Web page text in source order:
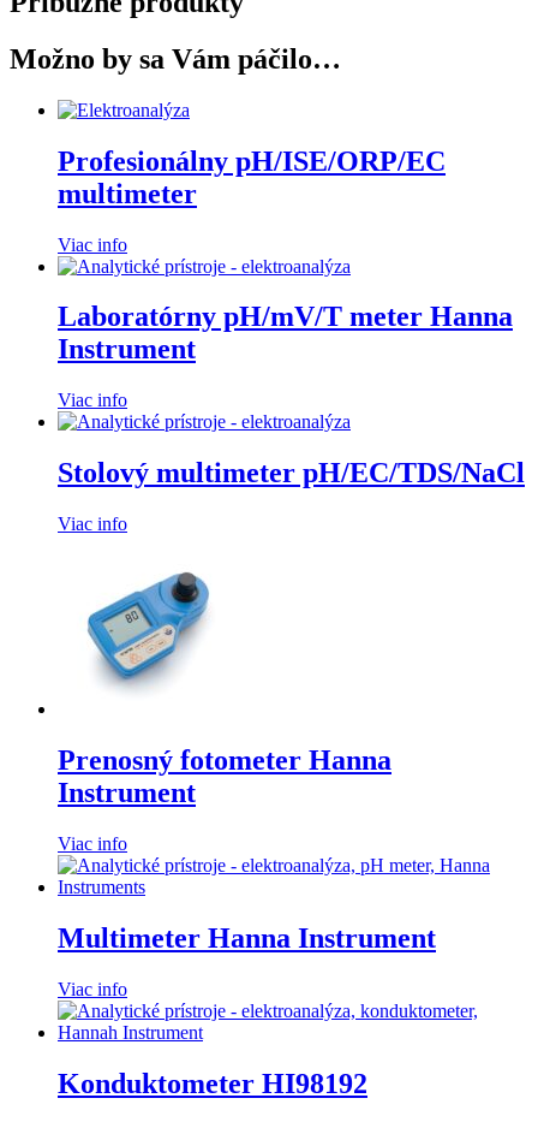
Možno by sa Vám páčilo…
Profesionálny pH/ISE/ORP/EC
multimeter
Viac info
Laboratórny pH/mV/T meter Hanna
Instrument
Viac info
Stolový multimeter pH/EC/TDS/NaCl
Viac info
Prenosný fotometer Hanna
Instrument
Viac info
Multimeter Hanna Instrument
Viac info
Konduktometer HI98192